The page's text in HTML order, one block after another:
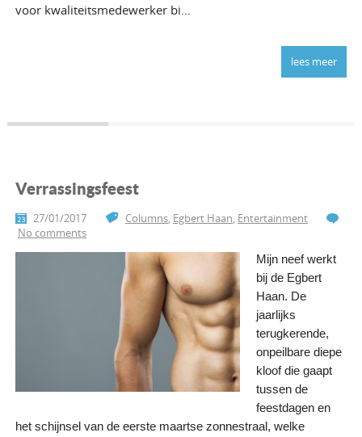
voor kwaliteitsmedewerker bi...
lees meer
Verrassingsfeest
27/01/2017 Columns, Egbert Haan, Entertainment
No comments
Mijn neef werkt
bij de Egbert
Haan. De
jaarlijks
terugkerende,
onpeilbare diepe
kloof die gaapt
tussen de
feestdagen en
het schijnsel van de eerste maartse zonnestraal, welke